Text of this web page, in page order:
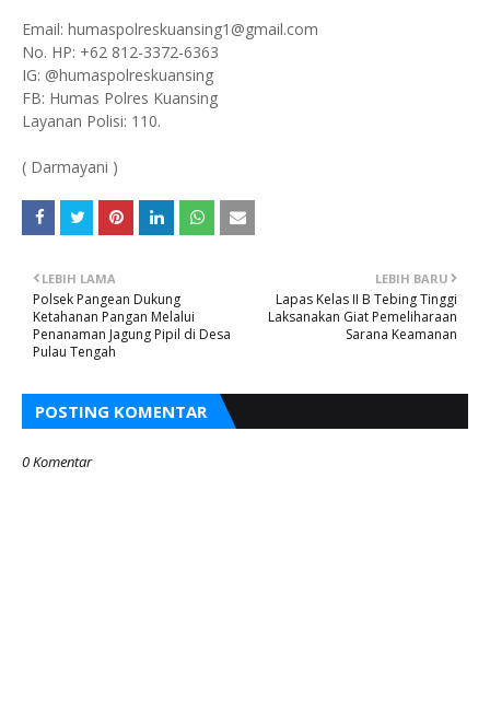
Email: humaspolreskuansing1@gmail.com
No. HP: +62 812-3372-6363
IG: @humaspolreskuansing
FB: Humas Polres Kuansing
Layanan Polisi: 110.
( Darmayani )
LEBIH BARU
Lapas Kelas II B Tebing Tinggi
Laksanakan Giat Pemeliharaan
Sarana Keamanan
LEBIH LAMA
Polsek Pangean Dukung
Ketahanan Pangan Melalui
Penanaman Jagung Pipil di Desa
Pulau Tengah
POSTING KOMENTAR
0 Komentar